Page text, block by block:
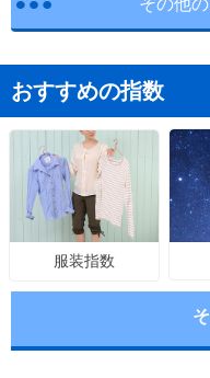
その他
おすすめの指数
服装指数